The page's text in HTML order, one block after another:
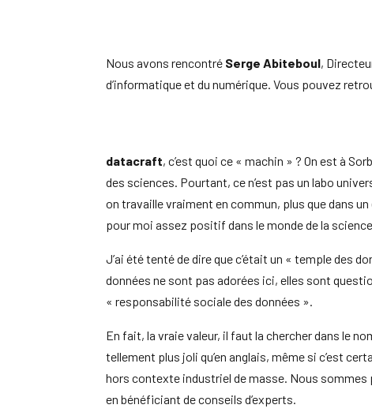
Nous avons rencontré Serge Abiteboul,
d’informatique et du numérique. Vous pouvez
datacraft, c’est quoi ce « machin » ? On est à
des sciences. Pourtant, ce n’est pas un labo
on travaille vraiment en commun, plus que dans
pour moi assez positif dans le monde de la
J’ai été tenté de dire que c’était un « temple des
données ne sont pas adorées ici, elles sont
« responsabilité sociale des données ».
En fait, la vraie valeur, il faut la chercher dans le
tellement plus joli qu’en anglais, même si c’est
hors contexte industriel de masse. Nous sommes
en bénéficiant de conseils d’experts.